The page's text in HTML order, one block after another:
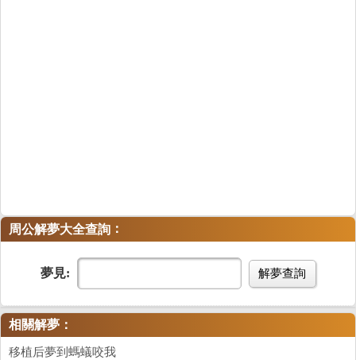
周公解夢大全查詢 ：
夢見: 解夢查詢
相關解夢：
移植后夢到螞蟻咬我